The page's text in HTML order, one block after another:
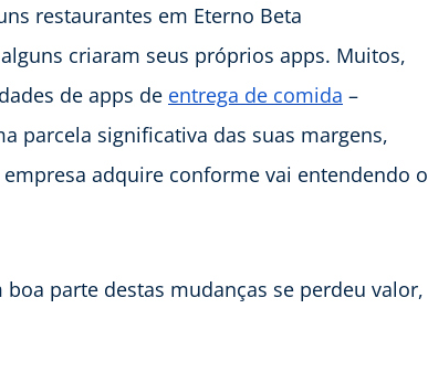
restaurantes em Eterno Beta
criaram seus próprios apps. Muitos,
de apps de entrega de comida –
parcela significativa das suas margens,
adquire conforme vai entendendo o
parte destas mudanças se perdeu valor,